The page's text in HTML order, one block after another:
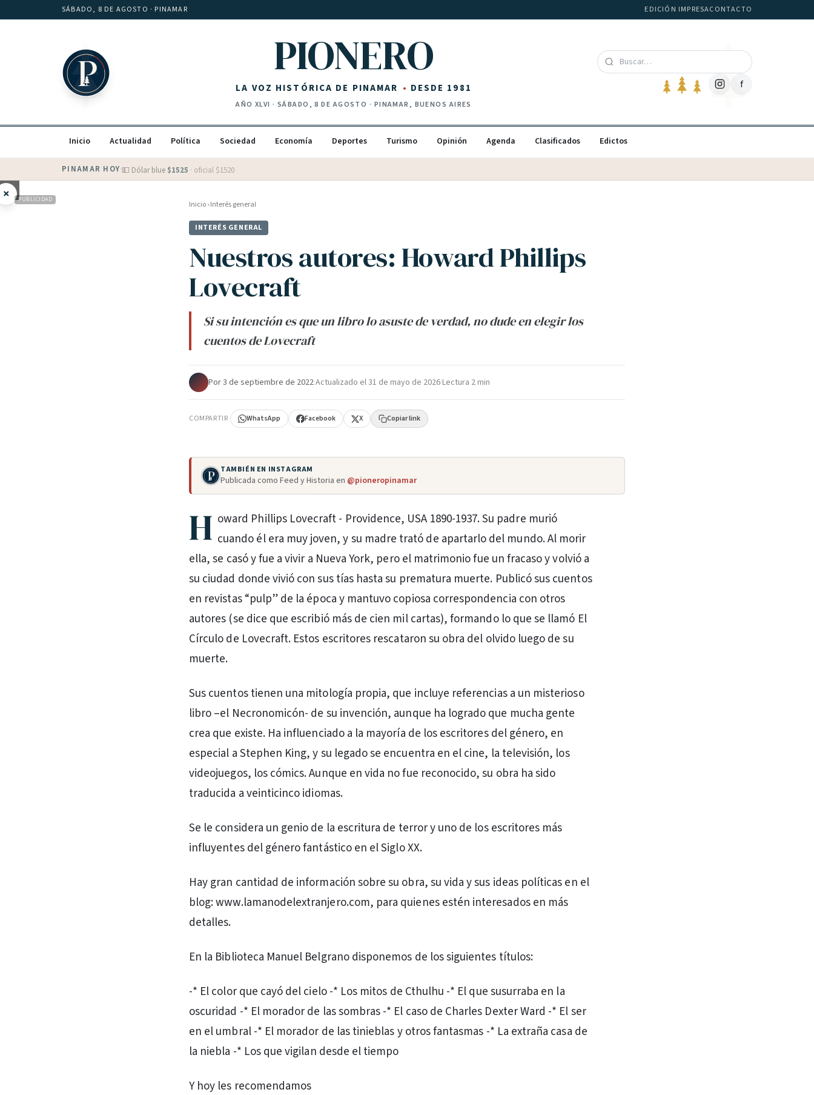
Saltar al contenidoSÁBADO, 8 DE AGOSTO · PINAMAR EDICIÓN IMPRESACONTACTO
PIONERO
LA VOZ HISTÓRICA DE PINAMAR DESDE 1981
AÑO XLVI · SÁBADO, 8 DE AGOSTO · PINAMAR, BUENOS AIRES
f
Inicio Actualidad Política Sociedad Economía Deportes Turismo Opinión Agenda Clasificados Edictos
PINAMAR HOY·💵 Dólar blue $1525 · oficial $1520
× PUBLICIDAD Inicio›Interés general
INTERÉS GENERAL
Nuestros autores: Howard Phillips
Lovecraft
Si su intención es que un libro lo asuste de verdad, no dude en elegir los
cuentos de Lovecraft
Por·3 de septiembre de 2022·Actualizado el31 de mayo de 2026·Lectura 2 min
COMPARTIR WhatsApp Facebook X Copiar link
TAMBIÉN EN INSTAGRAM
Publicada como Feed y Historia en @pioneropinamar
H oward Phillips Lovecraft - Providence, USA 1890-1937. Su padre murió
cuando él era muy joven, y su madre trató de apartarlo del mundo. Al morir
ella, se casó y fue a vivir a Nueva York, pero el matrimonio fue un fracaso y volvió a
su ciudad donde vivió con sus tías hasta su prematura muerte. Publicó sus cuentos
en revistas “pulp” de la época y mantuvo copiosa correspondencia con otros
autores (se dice que escribió más de cien mil cartas), formando lo que se llamó El
Círculo de Lovecraft. Estos escritores rescataron su obra del olvido luego de su
muerte.
Sus cuentos tienen una mitología propia, que incluye referencias a un misterioso
libro –el Necronomicón- de su invención, aunque ha logrado que mucha gente
crea que existe. Ha influenciado a la mayoría de los escritores del género, en
especial a Stephen King, y su legado se encuentra en el cine, la televisión, los
videojuegos, los cómics. Aunque en vida no fue reconocido, su obra ha sido
traducida a veinticinco idiomas.
Se le considera un genio de la escritura de terror y uno de los escritores más
influyentes del género fantástico en el Siglo XX.
Hay gran cantidad de información sobre su obra, su vida y sus ideas políticas en el
blog: www.lamanodelextranjero.com, para quienes estén interesados en más
detalles.
En la Biblioteca Manuel Belgrano disponemos de los siguientes títulos:
-* El color que cayó del cielo -* Los mitos de Cthulhu -* El que susurraba en la
oscuridad -* El morador de las sombras -* El caso de Charles Dexter Ward -* El ser
en el umbral -* El morador de las tinieblas y otros fantasmas -* La extraña casa de
la niebla -* Los que vigilan desde el tiempo
Y hoy les recomendamos